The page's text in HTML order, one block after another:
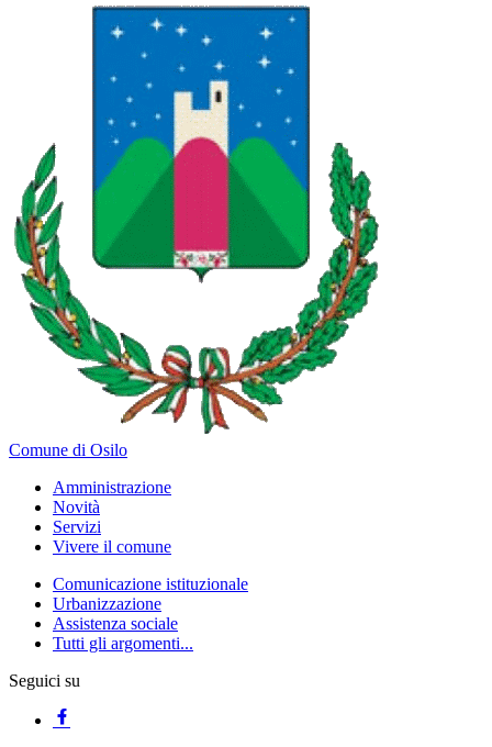
Comune di Osilo
Amministrazione
Novità
Servizi
Vivere il comune
Comunicazione istituzionale
Urbanizzazione
Assistenza sociale
Tutti gli argomenti...
Seguici su